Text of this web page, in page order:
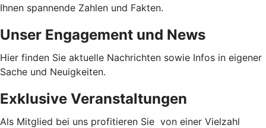
Ihnen spannende Zahlen und Fakten.
Unser Engagement und News
Hier finden Sie aktuelle Nachrichten sowie Infos in eigener
Sache und Neuigkeiten.
Exklusive Veranstaltungen
Als Mitglied bei uns profitieren Sie von einer Vielzahl